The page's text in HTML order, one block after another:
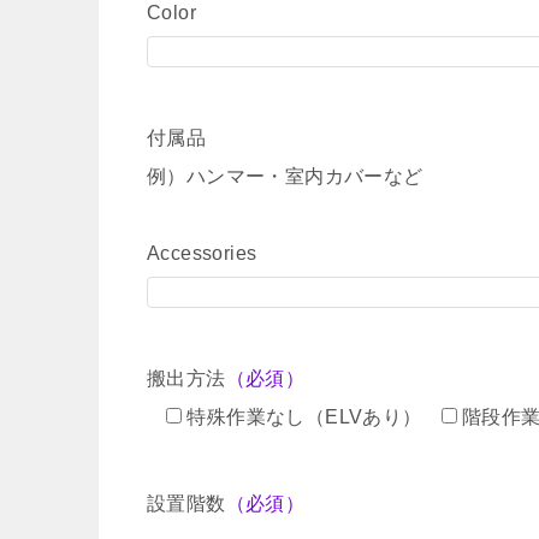
Color
付属品
例）ハンマー・室内カバーなど
Accessories
搬出方法 （必須）
特殊作業なし（ELVあり）
階段作
設置階数 （必須）